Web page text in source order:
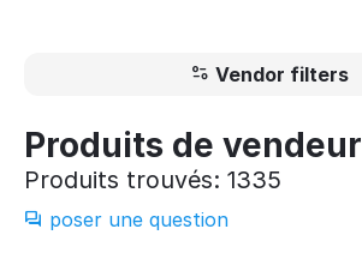
Vendor filters
Produits de vendeur
Produits trouvés: 1335
poser une question